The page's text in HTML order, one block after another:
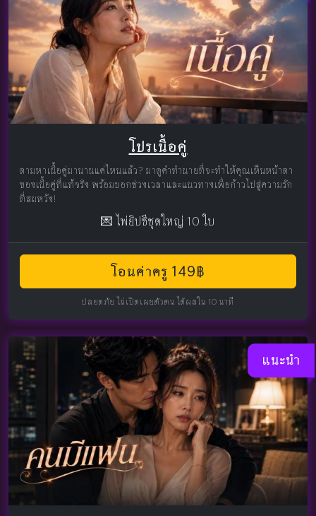
โปรเนื้อคู่
ตามหาเนื้อคู่มานานแค่ไหนแล้ว? มาดูคำทำนายที่จะทำให้คุณเห็นหน้าตา
ของเนื้อคู่ที่แท้จริง พร้อมบอกช่วงเวลาและแนวทางเพื่อก้าวไปสู่ความรัก
ที่สมหวัง!
💌 ไพ่ยิปซีชุดใหญ่ 10 ใบ
โอนค่าครู 149฿
ปลอดภัย ไม่เปิดเผยตัวตน ได้ผลใน 10 นาที
แนะนำ